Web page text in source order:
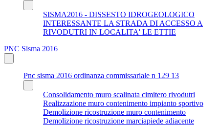
SISMA2016 - DISSESTO IDROGEOLOGICO
INTERESSANTE LA STRADA DI ACCESSO A
RIVODUTRI IN LOCALITA' LE ETTIE
PNC Sisma 2016
Pnc sisma 2016 ordinanza commissariale n 129 13
Consolidamento muro scalinata cimitero rivodutri
Realizzazione muro contenimento impianto sportivo
Demolizione ricostruzione muro contenimento
Demolizione ricostruzione marciapiede adiacente